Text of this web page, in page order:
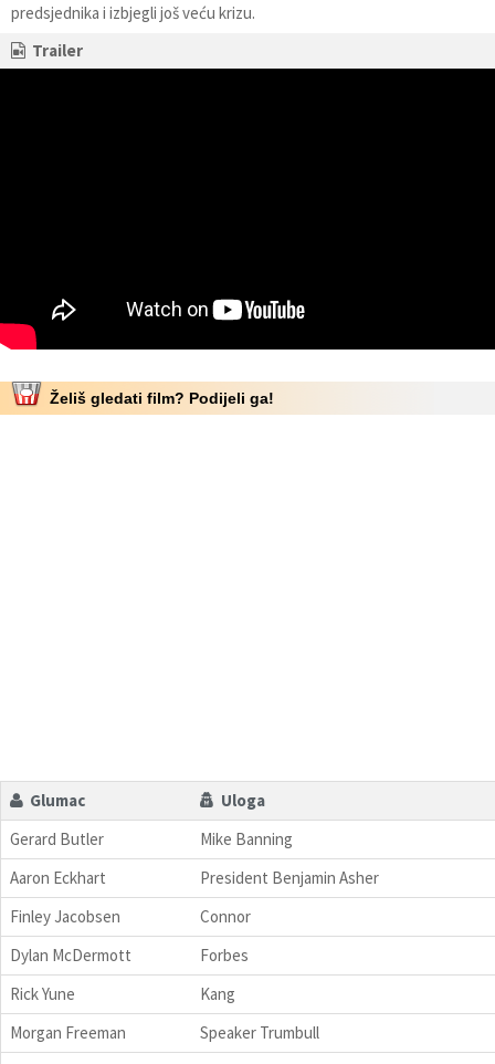
predsjednika i izbjegli još veću krizu.
Trailer
Želiš gledati film? Podijeli ga!
Glumac
Uloga
Gerard Butler
Mike Banning
Aaron Eckhart
President Benjamin Asher
Finley Jacobsen
Connor
Dylan McDermott
Forbes
Rick Yune
Kang
Morgan Freeman
Speaker Trumbull